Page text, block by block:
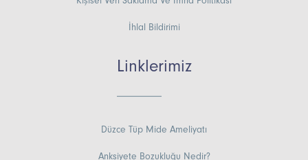
İhlal Bildirimi
Linklerimiz
Düzce Tüp Mide Ameliyatı
Anksiyete Bozukluğu Nedir?